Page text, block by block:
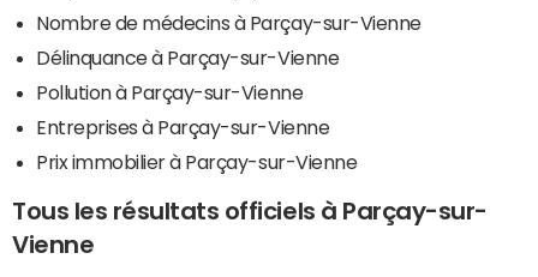
Nombre de médecins à Parçay-sur-Vienne
Délinquance à Parçay-sur-Vienne
Pollution à Parçay-sur-Vienne
Entreprises à Parçay-sur-Vienne
Prix immobilier à Parçay-sur-Vienne
Tous les résultats officiels à Parçay-sur-
Vienne